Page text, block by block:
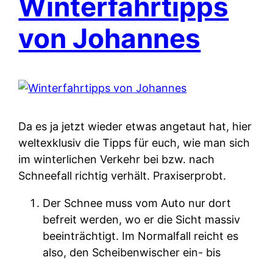
Winterfahrtipps
von Johannes
Da es ja jetzt wieder etwas angetaut hat, hier
weltexklusiv die Tipps für euch, wie man sich
im winterlichen Verkehr bei bzw. nach
Schneefall richtig verhält. Praxiserprobt.
Der Schnee muss vom Auto nur dort
befreit werden, wo er die Sicht massiv
beeinträchtigt. Im Normalfall reicht es
also, den Scheibenwischer ein- bis